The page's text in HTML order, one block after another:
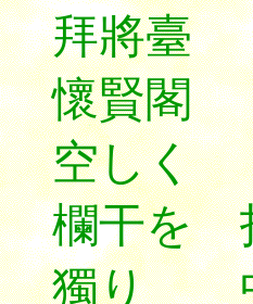
拜將
懷賢
空しく
欄干を
獨り 中